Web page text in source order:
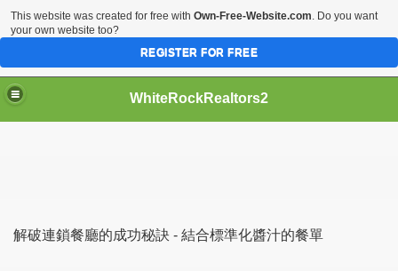
WhiteRockRealtors2
解破連鎖餐廳的成功秘訣 - 結合標準化醬汁的餐單
This website was created for free with Own-Free-Website.com. Do you want
your own website too?
REGISTER FOR FREE